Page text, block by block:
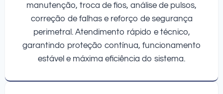
manutenção, troca de fios, análise de pulsos,
correção de falhas e reforço de segurança
perimetral. Atendimento rápido e técnico,
garantindo proteção contínua, funcionamento
estável e máxima eficiência do sistema.